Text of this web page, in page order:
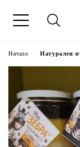
Начало Натурален